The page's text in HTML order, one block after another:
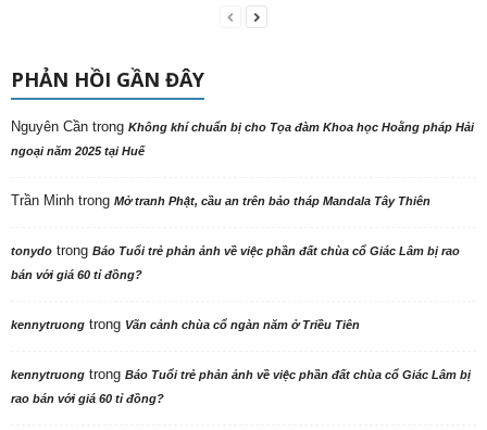
PHẢN HỒI GẦN ĐÂY
Nguyên Cần trong Không khí chuẩn bị cho Tọa đàm Khoa học Hoằng pháp Hải
ngoại năm 2025 tại Huế
Trần Minh trong Mở tranh Phật, cầu an trên bảo tháp Mandala Tây Thiên
tonydo trong Báo Tuổi trẻ phản ảnh về việc phần đất chùa cổ Giác Lâm bị rao
bán với giá 60 tỉ đồng?
kennytruong trong Vãn cảnh chùa cổ ngàn năm ở Triều Tiên
kennytruong trong Báo Tuổi trẻ phản ảnh về việc phần đất chùa cổ Giác Lâm bị
rao bán với giá 60 tỉ đồng?